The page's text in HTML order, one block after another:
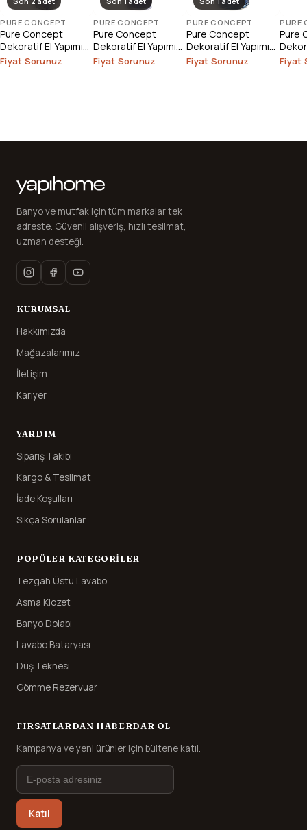
PURE CONCEPT
Pure Concept
Dekoratif El Yapımı
Porselen Küp
Y45Xg19
Fiyat Sorunuz
PURE CONCEPT
Pure Concept
Dekoratif El Yapımı
Porselen Küp
Y55Xg30
Fiyat Sorunuz
PURE CONCEPT
Pure Concept
Dekoratif El Yapımı
Porselen Küp
Y45Xg27
Fiyat Sorunuz
PURE
Pure
Fiyat
Banyo ve mutfak için tüm markalar tek
adreste. Güvenli alışveriş, hızlı teslimat,
uzman desteği.
KURUMSAL
Hakkımızda
Mağazalarımız
İletişim
Kariyer
YARDIM
Sipariş Takibi
Kargo & Teslimat
İade Koşulları
Sıkça Sorulanlar
POPÜLER KATEGORILER
Tezgah Üstü Lavabo
Asma Klozet
Banyo Dolabı
Lavabo Bataryası
Duş Teknesi
Gömme Rezervuar
FIRSATLARDAN HABERDAR OL
Kampanya ve yeni ürünler için bültene katıl.
Katıl